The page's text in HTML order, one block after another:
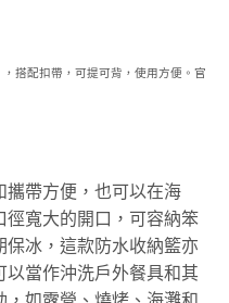
搭配扣帶，可提可背，使用方便。官
攜帶方便，也可以在海
徑寬大的開口，可容納笨
保冰，這款防水收納籃亦
以當作沖洗戶外餐具和其